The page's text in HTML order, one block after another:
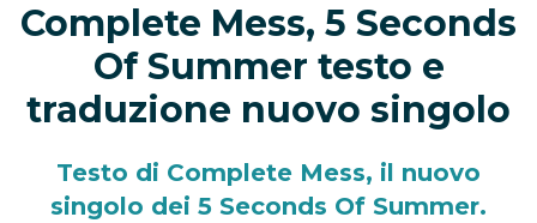
Complete Mess, 5 Seconds
Of Summer testo e
traduzione nuovo singolo
Testo di Complete Mess, il nuovo
singolo dei 5 Seconds Of Summer.